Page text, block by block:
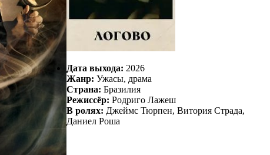
Дата выхода: 2026
Жанр: Ужасы, драма
Страна: Бразилия
Режиссёр: Родриго Лажеш
В ролях: Джеймс Тюрпен, Витория Страда,
Даниел Роша